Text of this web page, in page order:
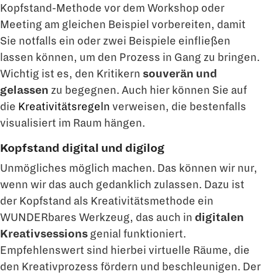
Kopfstand-Methode vor dem Workshop oder
Meeting am gleichen Beispiel vorbereiten, damit
Sie notfalls ein oder zwei Beispiele einfließen
lassen können, um den Prozess in Gang zu bringen.
Wichtig ist es, den Kritikern souverän und
gelassen zu begegnen. Auch hier können Sie auf
die Kreativitätsregeln verweisen, die bestenfalls
visualisiert im Raum hängen.
Kopfstand digital und digilog
Unmögliches möglich machen. Das können wir nur,
wenn wir das auch gedanklich zulassen. Dazu ist
der Kopfstand als Kreativitätsmethode ein
WUNDERbares Werkzeug, das auch in digitalen
Kreativsessions genial funktioniert.
Empfehlenswert sind hierbei virtuelle Räume, die
den Kreativprozess fördern und beschleunigen. Der